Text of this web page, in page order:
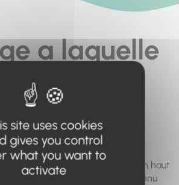
a laquelle
cherchez à
n'existe
ou plus.
utiliser le moteur de recherche en haut
le menu pour trouver le contenu
site uses cookies
gives you control
what you want to
activate